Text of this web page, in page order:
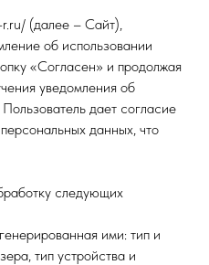
(далее – Сайт),
об использовании
«Cогласен» и продолжая
уведомления об
дает согласие
данных, что
следующих
ими: тип и
тип устройства и